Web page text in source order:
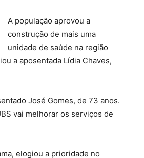
A população aprovou a
construção de mais uma
unidade de saúde na região
a aposentada Lídia Chaves,
José Gomes, de 73 anos.
vai melhorar os serviços de
elogiou a prioridade no